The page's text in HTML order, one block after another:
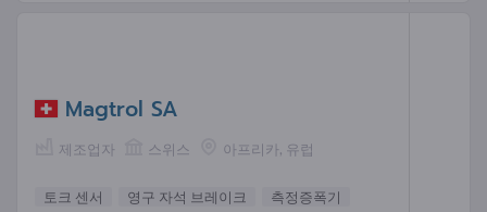
Magtrol SA
제조업자 스위스 아프리카, 유럽
토크 센서 영구 자석 브레이크
측정증폭기